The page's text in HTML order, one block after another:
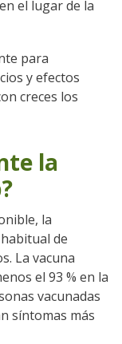
el lugar de la
para
y efectos
creces los
la
la
de
La vacuna
el 93 % en la
vacunadas
síntomas más